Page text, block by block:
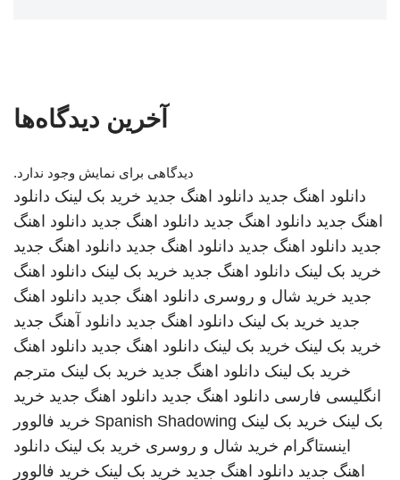
آخرین دیدگاه‌ها
دیدگاهی برای نمایش وجود ندارد.
دانلود اهنگ جدید دانلود اهنگ جدید خرید بک لینک دانلود
اهنگ جدید دانلود اهنگ جدید دانلود اهنگ جدید دانلود اهنگ
جدید دانلود اهنگ جدید دانلود اهنگ جدید دانلود اهنگ جدید
خرید بک لینک دانلود اهنگ جدید خرید بک لینک دانلود اهنگ
جدید خرید شال و روسری دانلود اهنگ جدید دانلود اهنگ
جدید خرید بک لینک دانلود اهنگ جدید دانلود آهنگ جدید
خرید بک لینک خرید بک لینک دانلود اهنگ جدید دانلود اهنگ
خرید بک لینک دانلود اهنگ جدید خرید بک لینک مترجم
انگلیسی فارسی دانلود اهنگ جدید دانلود اهنگ جدید خرید
بک لینک خرید بک لینک Spanish Shadowing خرید فالوور
اینستاگرام خرید شال و روسری خرید بک لینک دانلود
اهنگ جدید دانلود اهنگ جدید خرید بک لینک خرید فالوور